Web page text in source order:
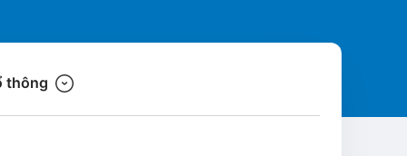
thông